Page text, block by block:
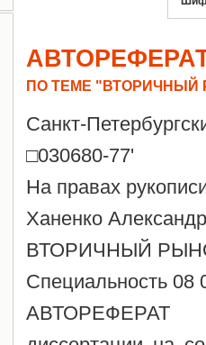
ПО ТЕМЕ "ВТОРИЧНЫЙ
Санкт-
□030680-77'
На правах
Ханенко
ВТОРИЧНЫЙ
Специальность
АВТОРЕФЕРАТ